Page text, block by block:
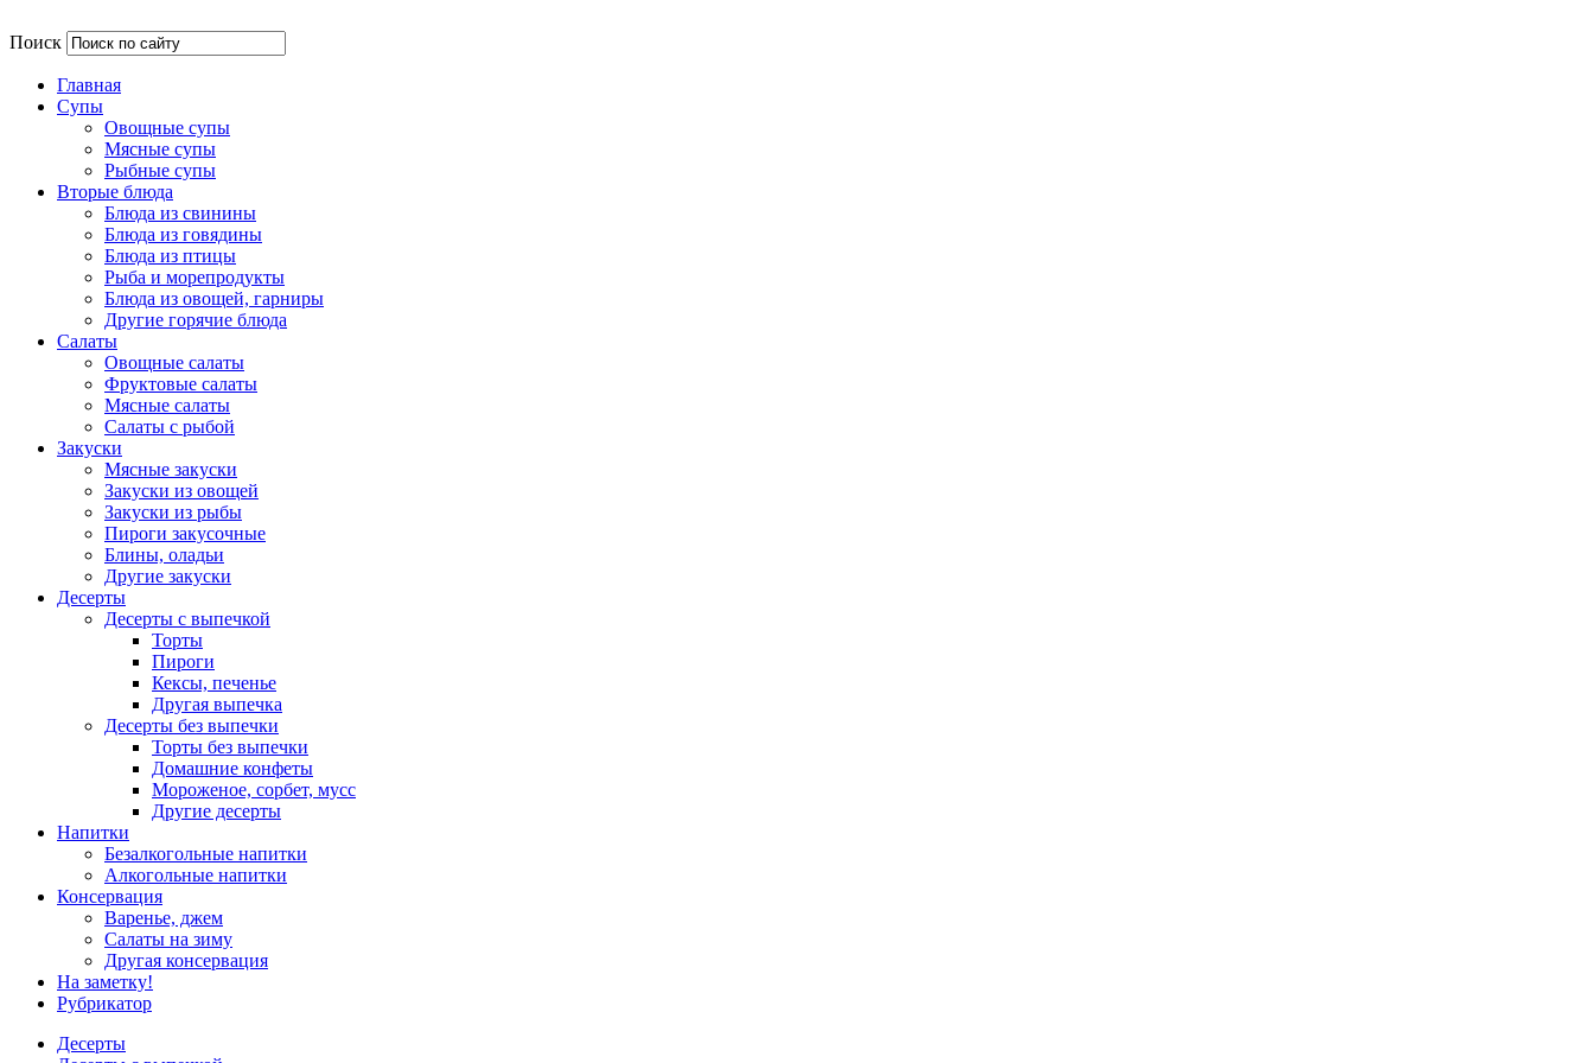
Поиск
Главная
Супы
Овощные супы
Мясные супы
Рыбные супы
Вторые блюда
Блюда из свинины
Блюда из говядины
Блюда из птицы
Рыба и морепродукты
Блюда из овощей, гарниры
Другие горячие блюда
Салаты
Овощные салаты
Фруктовые салаты
Мясные салаты
Салаты с рыбой
Закуски
Мясные закуски
Закуски из овощей
Закуски из рыбы
Пироги закусочные
Блины, оладьи
Другие закуски
Десерты
Десерты с выпечкой
Торты
Пироги
Кексы, печенье
Другая выпечка
Десерты без выпечки
Торты без выпечки
Домашние конфеты
Мороженое, сорбет, мусс
Другие десерты
Напитки
Безалкогольные напитки
Алкогольные напитки
Консервация
Варенье, джем
Салаты на зиму
Другая консервация
На заметку!
Рубрикатор
Десерты